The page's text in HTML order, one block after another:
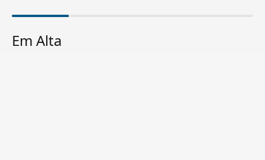
Em Alta